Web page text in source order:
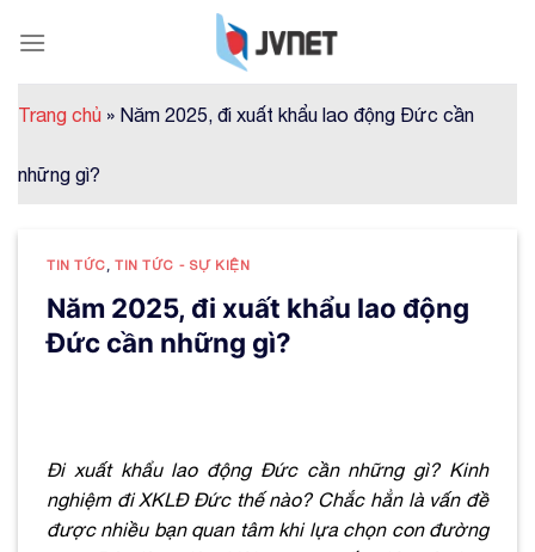
Trang chủ » Năm 2025, đi xuất khẩu lao động Đức cần
những gì?
TIN TỨC ,TIN TỨC - SỰ KIỆN
Năm 2025, đi xuất khẩu lao động
Đức cần những gì?
Đi xuất khẩu lao động Đức cần những gì? Kinh
nghiệm đi XKLĐ Đức thế nào? Chắc hẳn là vấn đề
được nhiều bạn quan tâm khi lựa chọn con đường